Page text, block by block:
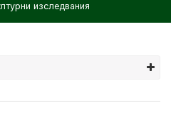
изследвания